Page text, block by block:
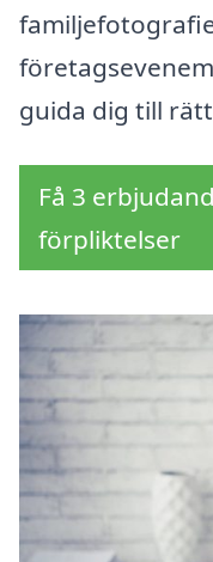
guida dig till
Få 3
förpliktelser